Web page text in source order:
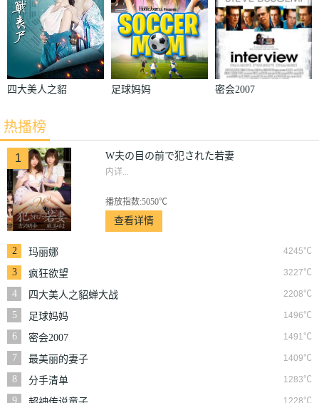
四大美人之貂
足球妈妈 密会2007
热播榜
1 W夫の目の前で犯された若妻
内详...
播放指数:5050℃
查看详情
2 4245℃
玛丽娜
3
3227℃
疯狂欲望
4
2208℃
四大美人之貂蝉大战
丧尸
5 1496℃
足球妈妈
6
1491℃
密会2007
7
1409℃
最美丽的妻子
8
1283℃
分手清单
9
1228℃